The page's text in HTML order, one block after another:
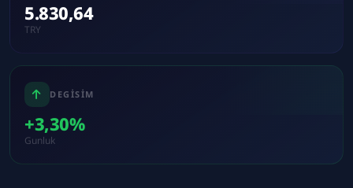
5.830,64
TRY
DEGISIM
+3,30%
Gunluk